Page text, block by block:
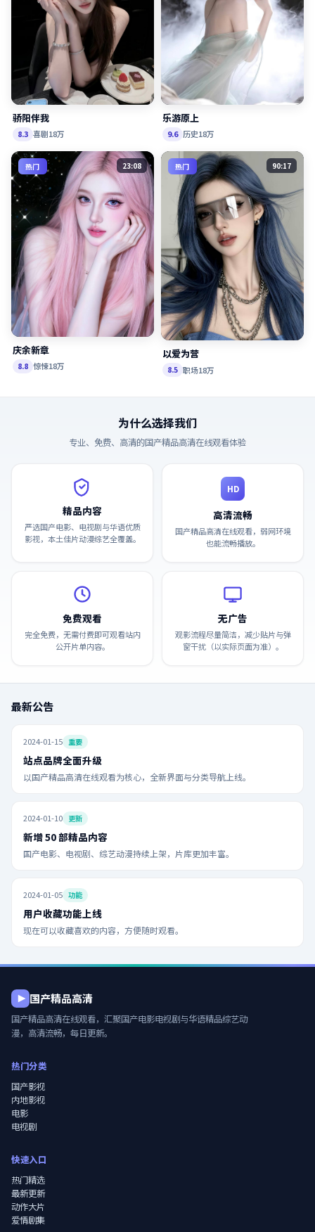
骄阳伴我
8.3 喜剧18万
乐游原上
9.6 历史18万
热门 23:08
庆余新章
8.8 惊悚18万
热门 90:17
以爱为营
8.5 职场18万
为什么选择我们
专业、免费、高清的国产精品高清在线观看体验
精品内容
严选国产电影、电视剧与华语优质
影视，本土佳片动漫综艺全覆盖。
HD
高清流畅
国产精品高清在线观看，弱网环境
也能流畅播放。
免费观看
完全免费，无需付费即可观看站内
公开片单内容。
无广告
观影流程尽量简洁，减少贴片与弹
窗干扰（以实际页面为准）。
最新公告
2024-01-15 重要
站点品牌全面升级
以国产精品高清在线观看为核心，全新界面与分类导航上线。
2024-01-10 更新
新增 50 部精品内容
国产电影、电视剧、综艺动漫持续上架，片库更加丰富。
2024-01-05 功能
用户收藏功能上线
现在可以收藏喜欢的内容，方便随时观看。
国产精品高清
国产精品高清在线观看，汇聚国产电影电视剧与华语精品综艺动
漫，高清流畅，每日更新。
热门分类
国产影视
内地影视
电影
电视剧
快速入口
热门精选
最新更新
动作大片
爱情剧集